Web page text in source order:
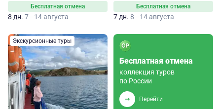
Бесплатная отмена
8 дн. 7—14 августа
Бесплатная отмена
7 дн. 8—14 августа
Экскурсионные туры
Бесплатная отмена
коллекция туров
по России
Перейти